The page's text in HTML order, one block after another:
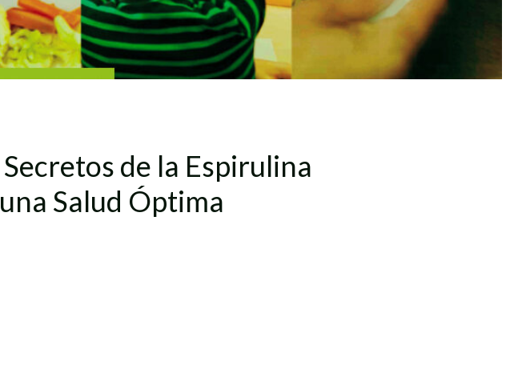
Secretos de la Espirulina
una Salud Óptima